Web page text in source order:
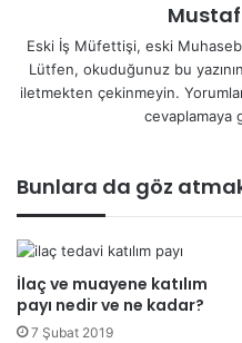
Eski İş Müfettişi, eski
Lütfen, okuduğunuz bu
iletmekten çekinmeyin.
cevaplamaya
Bunlara da göz
İlaç ve muayene katılım
payı nedir ve ne kadar?
7 Şubat 2019